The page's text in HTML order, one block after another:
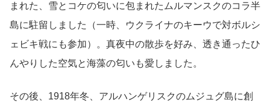
まれた、雪とコケの匂いに包まれたムルマンスクのコラ半
島に駐留しました（一時、ウクライナのキーウで対ボルシ
ェビキ戦にも参加）。真夜中の散歩を好み、透き通ったひ
んやりした空気と海藻の匂いも愛しました。
その後、1918年冬、アルハンゲリスクのムジュグ島に創